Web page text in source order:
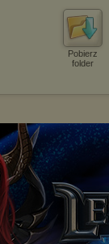
Pobierz
folder